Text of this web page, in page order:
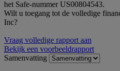
het Safe-nummer US00804543.
Wilt u toegang tot de volledige
Inc?
Vraag volledige rapport aan
Bekijk een voorbeeldrapport
Samenvatting